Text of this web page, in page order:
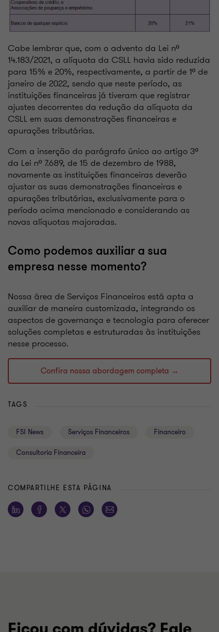
Cabe lembrar que, com o advento da Lei nº
14.183/2021, a alíquota da CSLL havia sido reduzida
para 15% e 20%, respectivamente, a partir de 1º de
janeiro de 2022, sendo que neste período, as
instituições financeiras já tiveram que registrar
ajustes decorrentes da redução da alíquota da
CSLL em suas demonstrações financeiras e
apurações tributárias.
Com a inserção do parágrafo único ao artigo 3º
da Lei nº 7.689, de 15 de dezembro de 1988,
novamente as instituições financeiras deverão
ajustar as suas demonstrações financeiras e
apurações tributárias, exclusivamente para o
período acima mencionado e considerando as
novas alíquotas majoradas.
Como podemos auxiliar a sua
empresa nesse momento?
Nossa área de Serviços Financeiros está apta a
auxiliar de maneira customizada, integrando os
aspectos de governança e tecnologia para oferecer
soluções completas e estruturadas às instituições
nesse processo.
Confira nossa abordagem completa →
TAGS
FSI News Serviços Financeiros Financeiro
Consultoria Financeira
COMPARTILHE ESTA PÁGINA